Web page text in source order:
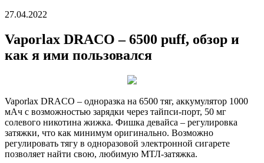
27.04.2022
Vaporlax DRACO – 6500 puff, обзор и
как я ими пользовался
Vaporlax DRACO – одноразка на 6500 тяг, аккумулятор 1000
мАч с возможностью зарядки через тайпси-порт, 50 мг
солевого никотина жижка. Фишка девайса – регулировка
затяжки, что как минимум оригинально. Возможно
регулировать тягу в одноразовой электронной сигарете
позволяет найти свою, любимую МТЛ-затяжка.